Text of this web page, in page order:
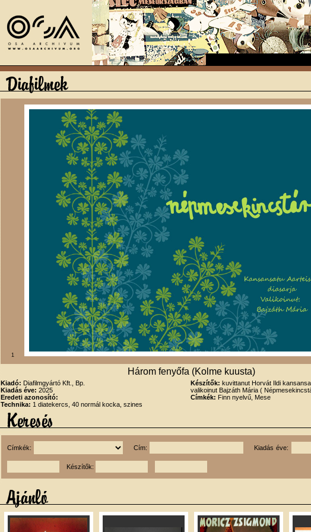
1
Három fenyőfa (Kolme kuusta)
Kiadó: Diafilmgyártó Kft., Bp.
Kiadás éve: 2025
Eredeti azonosító:
Technika: 1 diatekercs, 40 normál kocka, szines
Készítők: kuvittanut Horvát Ildi
valikoinut Bajzáth Mária (
Címkék: Finn nyelvű, Mese
Címkék: Cím: Kiadás éve:
Készítők: